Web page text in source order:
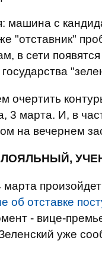
машина с
"отставник"
в сети
очертить
3 марта. И, в
на вечернем
марта
об отставке
- вице-
уже